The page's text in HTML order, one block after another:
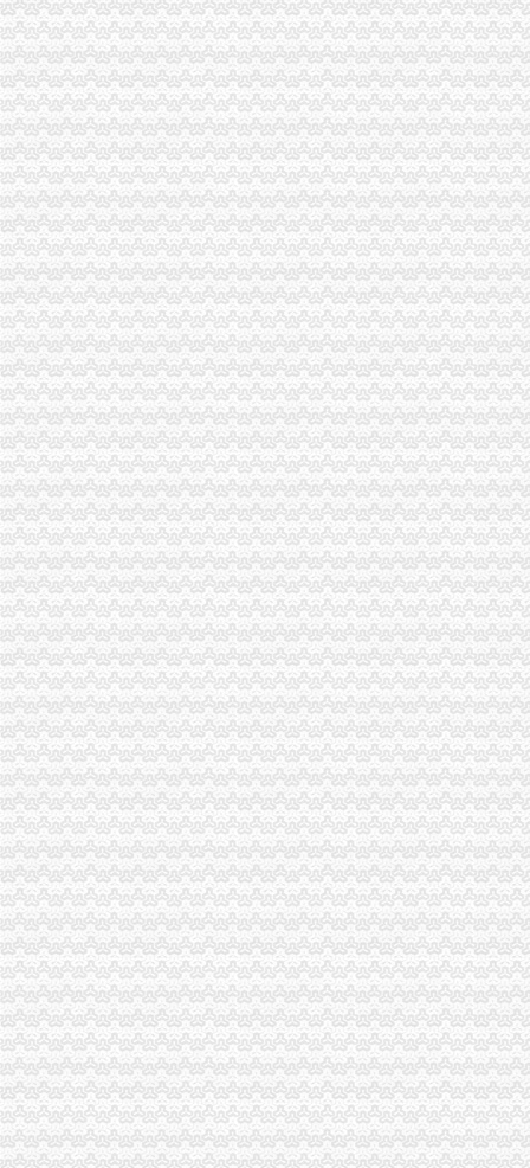
渝北区兴隆镇龙平等（2）个村土地整理项目确定招标代理机构的公告-
一封广州城中村拆迁的暴通告_媒江湖_论坛_天涯社区
重庆市存启财务咨询有限公司_工商信息_电话_地址_信用信息_财务信
重庆顶呱呱代理记账能解决什么问题重庆会计服务今题网
广东天图物流股份有限公司法律意见书_天图物流（）_公告正文
重庆屾山生物科技有限公司联系方式_信用报告_工商信息-启信宝
吴贺彬_【电话地址_招聘信息_注册信息_信用信息_诉讼信息_财务信
重庆乾正置业代理有限公司尚康城店_【信用信息_诉讼信息_财务信
【重庆渝北区咨询服务企业名录】_第18页_顺企网
重庆高恒投资咨询有限公司_【信用信息_诉讼信息_财务信息_注册信息
空港红树林茶楼转让—重庆渝北区双凤桥恒信气相谱仪
【招聘店长销售代表（电信）,重庆渝振轩通信器材有限公司招聘】-
【重庆渝北区其他商务公司企业名录】_第2页_顺企网
【电信外场人员,重庆渝振轩通信器材有限公司招聘】-重庆赶集网
统景景雅居安置房项目确定招标代理机构的公告_中国招标网_重庆市
【重庆屾山生物科技有限公司工商信息】-阿土伯工商信息查询
青麓雅园_重庆创意公园_楼盘对比分析-重庆乐居
今年淘汰2.73万台标车每辆车高可获3600元补贴-上游新闻汇聚向
原告重庆方塔纳迪汽车饰品有限公司诉被告重庆市明远橡塑模具有限
泽众园林：公开转让说明书_泽众园林（）_公告正文
重庆出台2016年至2017年主城区标车提前淘汰市级财政励补贴实
重庆双凤桥代办工商执照/注册|重庆列表网
重庆市区装修时间
重庆扫地机年底低价促销金和洁力—重庆渝北区双凤桥道路清扫车
渝开发：2008年半年度报告_股票频道_证券之星
渝开发（000514）公告正文_财经_凤凰网
[公告]渝开发：拟转让重庆渝开发珊瑚置业有限公司股权项目资产评估
重庆渝北双凤桥工商年检代办公司|重庆列表网
重点关注|重庆出台主城标车提前淘汰补贴细则期限至今年底_搜狐
招商银行--渝开发（000514）拟转让股权项目资产评估报告书
根据各级制定的有关优惠政策,现结合我镇实际制定礼.doc
中国对外经济贸易文告（2008年第二十八期）-人文社科区-经济学家
渝开发：2008年半年度报告_渝开发（000514）_公告正文_财经_中国网
重庆渝北双凤桥香港公司注册/年审/查询|重庆列表网
口吃 英语_小公主_新浪博客
【重庆渝北周边公司注册_重庆渝北周边工商注册_重庆渝北周边企业注
双凤桥会计_双凤桥财务管理-重庆易登网
【发】周末去哪儿？开启嘉兴创意文化之旅【多图】_嘉兴游记_途牛
代办企业营业执照变更_列表网
2018【大邱旅游注意事项】大邱旅游指南,大邱自助游指南,游玩大邱
重庆营业执照年检流程_列表网
大厦股份：2009年年度报告_股票频道_证券之星
大东方：2012年年度报告（2013-04-09）_大东方（）个股公
电话号码浙江嘉兴市企业名录_企业信息
招商银行--大厦股份（）2009年年度报告
UntitledDocument
[年报]大东方：2012年年度报告-[中财网]